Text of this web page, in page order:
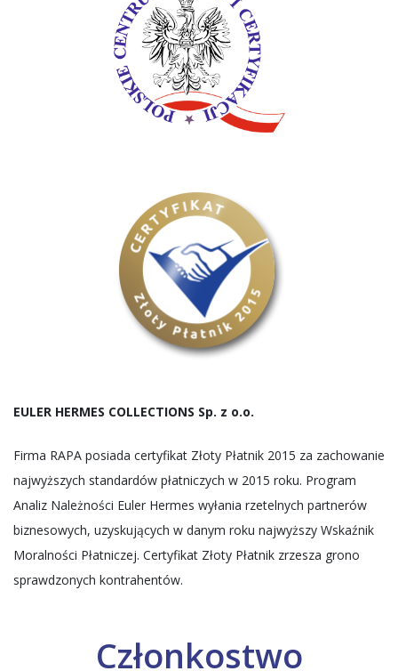
EULER HERMES COLLECTIONS Sp. z o.o.
Firma RAPA posiada certyfikat Złoty Płatnik 2015 za zachowanie
najwyższych standardów płatniczych w 2015 roku. Program
Analiz Należności Euler Hermes wyłania rzetelnych partnerów
biznesowych, uzyskujących w danym roku najwyższy Wskaźnik
Moralności Płatniczej. Certyfikat Złoty Płatnik zrzesza grono
sprawdzonych kontrahentów.
Członkostwo